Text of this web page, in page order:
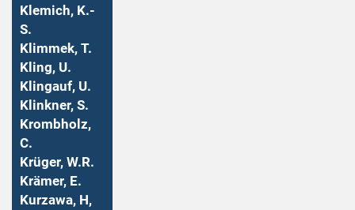
Klemich, K.-
S.
Klimmek, T.
Kling, U.
Klingauf, U.
Klinkner, S.
Krombholz,
C.
Krüger, W.R.
Krämer, E.
Kurzawa, H,